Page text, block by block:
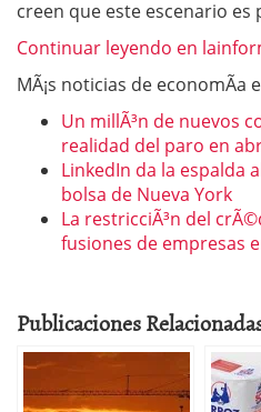
creen que este escenario es
Continuar leyendo en
MÃ¡s noticias de economÃ­a
Un millÃ³n de nuevos
realidad del paro en
LinkedIn da la espalda
bolsa de Nueva York
La restricciÃ³n del
fusiones de empresas
Publicaciones